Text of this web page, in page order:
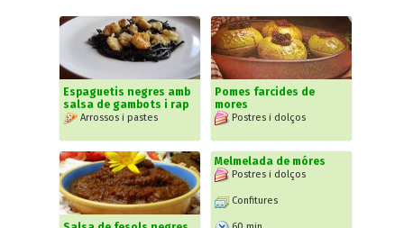
Espaguetis negres amb
salsa de gambots i rap
Arrossos i pastes
Pomes farcides de
mores
Postres i dolços
Melmelada de móres
Postres i dolços
Confitures